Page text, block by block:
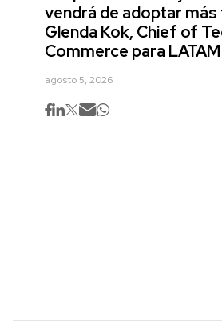
vendrá de adoptar
Glenda Kok, Chief of
Commerce para
agosto 5, 2026